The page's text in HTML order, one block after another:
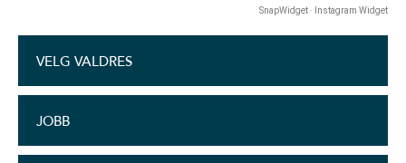
SnapWidget · Instagram Widget
VELG VALDRES
JOBB